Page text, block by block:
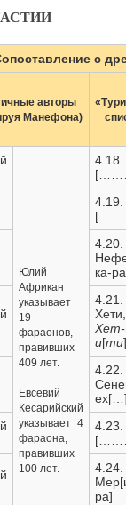
с
авторы
Манефона)
Юлий
Африкан
указывает
19
фараонов,
правивших
409 лет.
Евсевий
Кесарийский
указывает 4
фараона,
правивших
100 лет.
4.18.
4.19.
4.20.
ка-ра
4.21.
Хети,
Хет-
и[ти]
4.22.
4.23.
4.24.
ра]